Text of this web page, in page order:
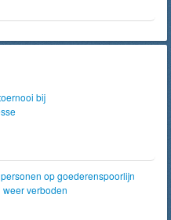
bij
op goederenspoorlijn
verboden